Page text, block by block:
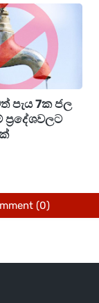
පැය 7ක ජල
(0)